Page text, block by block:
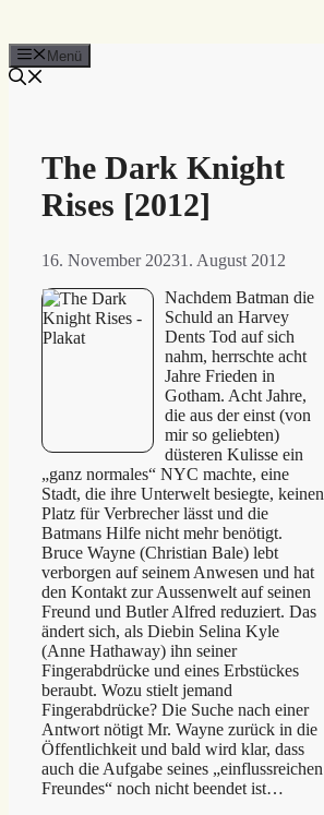
Menü
The Dark Knight
Rises [2012]
16. November 20231. August 2012
Nachdem Batman die
Schuld an Harvey
Dents Tod auf sich
nahm, herrschte acht
Jahre Frieden in
Gotham. Acht Jahre,
die aus der einst (von
mir so geliebten)
düsteren Kulisse ein
„ganz normales“ NYC machte, eine
Stadt, die ihre Unterwelt besiegte, keinen
Platz für Verbrecher lässt und die
Batmans Hilfe nicht mehr benötigt.
Bruce Wayne (Christian Bale) lebt
verborgen auf seinem Anwesen und hat
den Kontakt zur Aussenwelt auf seinen
Freund und Butler Alfred reduziert. Das
ändert sich, als Diebin Selina Kyle
(Anne Hathaway) ihn seiner
Fingerabdrücke und eines Erbstückes
beraubt. Wozu stielt jemand
Fingerabdrücke? Die Suche nach einer
Antwort nötigt Mr. Wayne zurück in die
Öffentlichkeit und bald wird klar, dass
auch die Aufgabe seines „einflussreichen
Freundes“ noch nicht beendet ist…